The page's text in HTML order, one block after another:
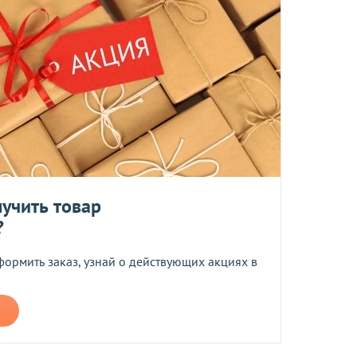
моих персональных данных
не более 10 мб
товар
заказ, узнай о действующих акциях в